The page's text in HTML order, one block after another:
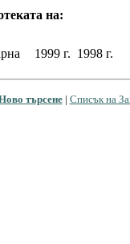
на:
1999 г. 1998 г.
търсене| Списък на